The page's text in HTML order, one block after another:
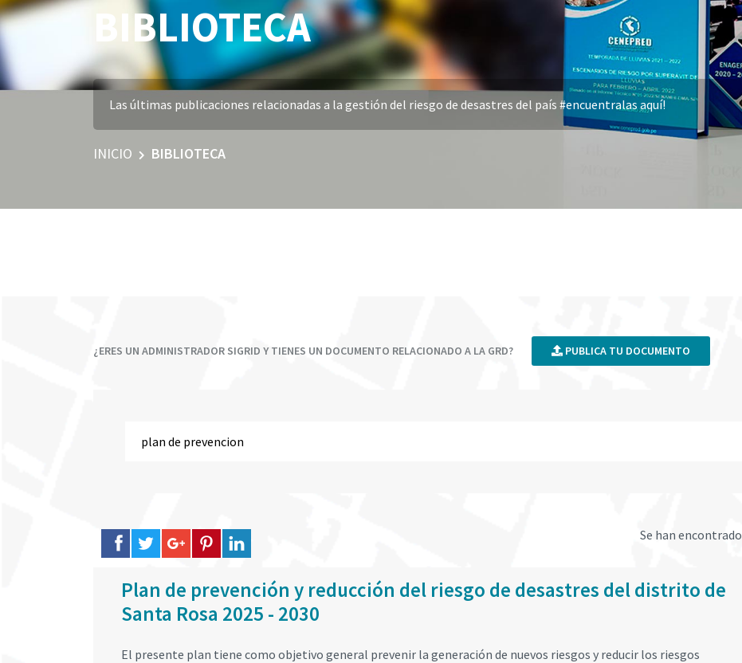
BIBLIOTECA
Las últimas publicaciones relacionadas a la gestión del riesgo de desastres del país #encuentralas aquí!
INICIO BIBLIOTECA
¿ERES UN ADMINISTRADOR SIGRID Y TIENES UN DOCUMENTO RELACIONADO A LA GRD? PUBLICA TU DOCUMENTO
Se han encontrado
Plan de prevención y reducción del riesgo de desastres del distrito de
Santa Rosa 2025 - 2030
El presente plan tiene como objetivo general prevenir la generación de nuevos riesgos y reducir los riesgos